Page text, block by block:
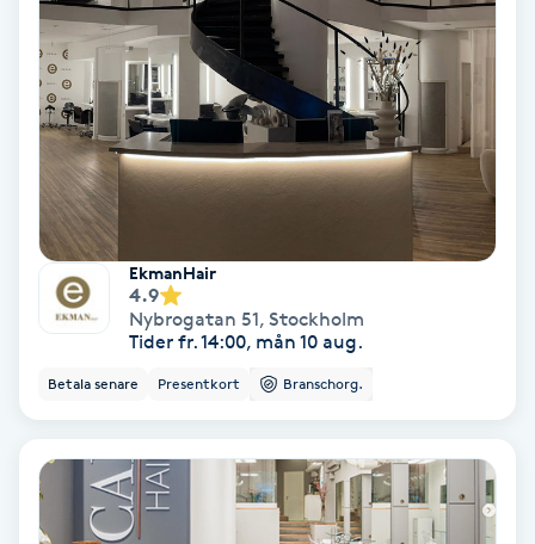
Hyaluronsyra
Hyperhidros
Hypnos
Hårborttagning
Hårbottenbehandling
Hårförlängning
Hårvård
Hälsa
EkmanHair
4.9
Nybrogatan 51, Stockholm
Tider fr. 14:00, mån 10 aug.
Betala senare Presentkort Branschorg.